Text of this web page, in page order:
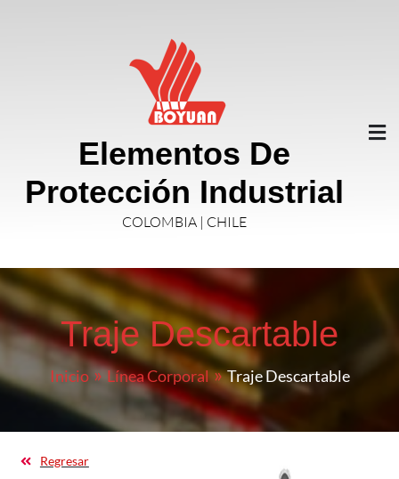
Elementos De
Protección Industrial
COLOMBIA | CHILE
Traje Descartable
Inicio Línea Corporal Traje Descartable
Regresar